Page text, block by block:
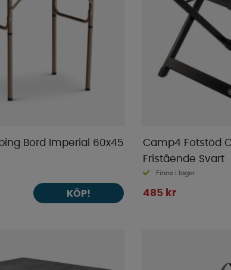
Bord Imperial 60x45
KÖP!
Camp4 Fotstöd
Fristående Svart
Finns i lager
485 kr